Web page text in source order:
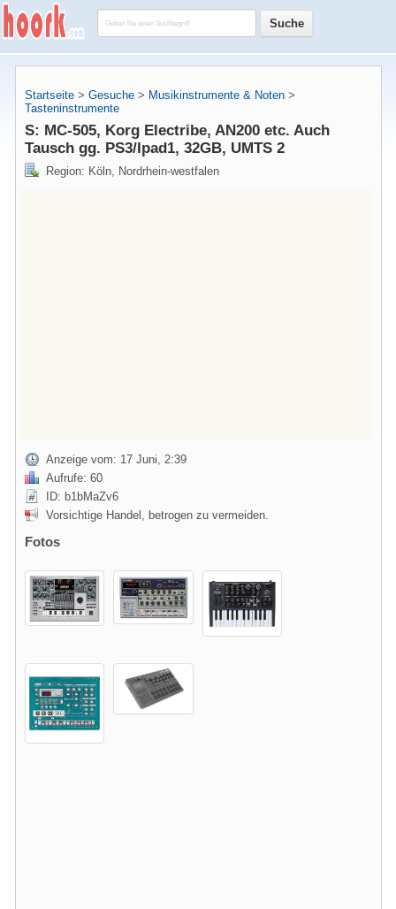
Startseite > Gesuche > Musikinstrumente & Noten >
Tasteninstrumente
S: MC-505, Korg Electribe, AN200 etc. Auch
Tausch gg. PS3/Ipad1, 32GB, UMTS 2
Region: Köln, Nordrhein-westfalen
Anzeige vom: 17 Juni, 2:39
Aufrufe: 60
ID: b1bMaZv6
Vorsichtige Handel, betrogen zu vermeiden.
Fotos